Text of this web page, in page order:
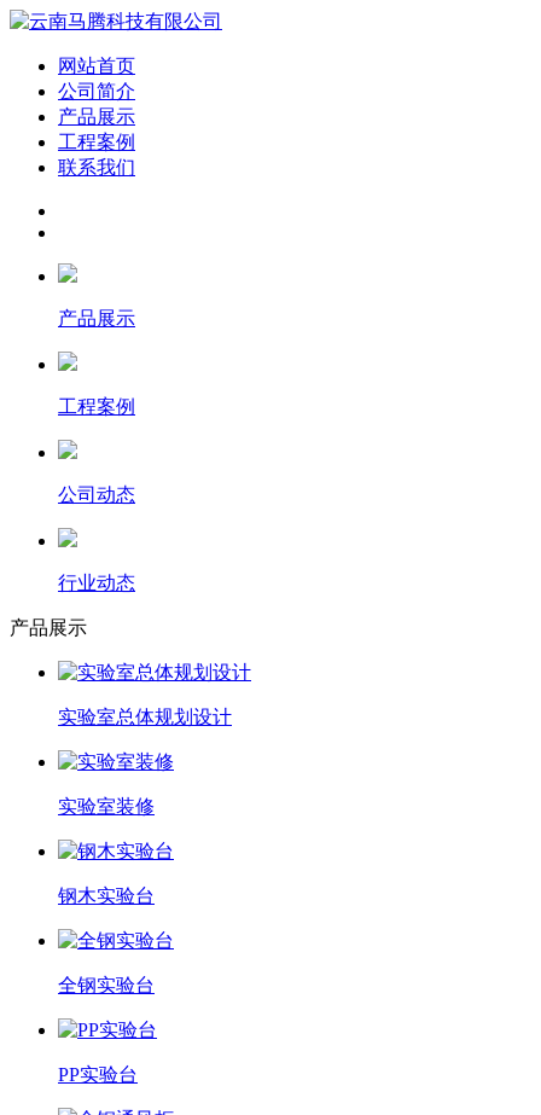
网站首页
公司简介
产品展示
工程案例
联系我们
产品展示
工程案例
公司动态
行业动态
产品展示
实验室总体规划设计
实验室装修
钢木实验台
全钢实验台
PP实验台